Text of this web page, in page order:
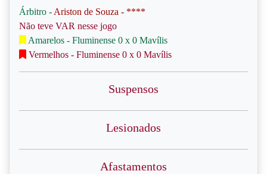
Árbitro - Ariston de Souza - ****
Não teve VAR nesse jogo
Amarelos - Fluminense 0 x 0 Mavílis
Vermelhos - Fluminense 0 x 0 Mavílis
Suspensos
Lesionados
Afastamentos